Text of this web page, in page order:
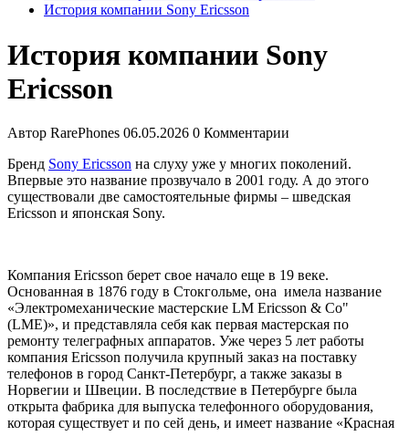
История компании Sony Ericsson
История компании Sony
Ericsson
Автор RarePhones 06.05.2026 0 Комментарии
Бренд Sony Ericsson на слуху уже у многих поколений.
Впервые это название прозвучало в 2001 году. А до этого
существовали две самостоятельные фирмы – шведская
Ericsson и японская Sony.
Компания Ericsson берет свое начало еще в 19 веке.
Основанная в 1876 году в Стокгольме, она имела название
«Электромеханические мастерские LM Ericsson & Co"
(LME)», и представляла себя как первая мастерская по
ремонту телеграфных аппаратов. Уже через 5 лет работы
компания Ericsson получила крупный заказ на поставку
телефонов в город Санкт-Петербург, а также заказы в
Норвегии и Швеции. В последствие в Петербурге была
открыта фабрика для выпуска телефонного оборудования,
которая существует и по сей день, и имеет название «Красная